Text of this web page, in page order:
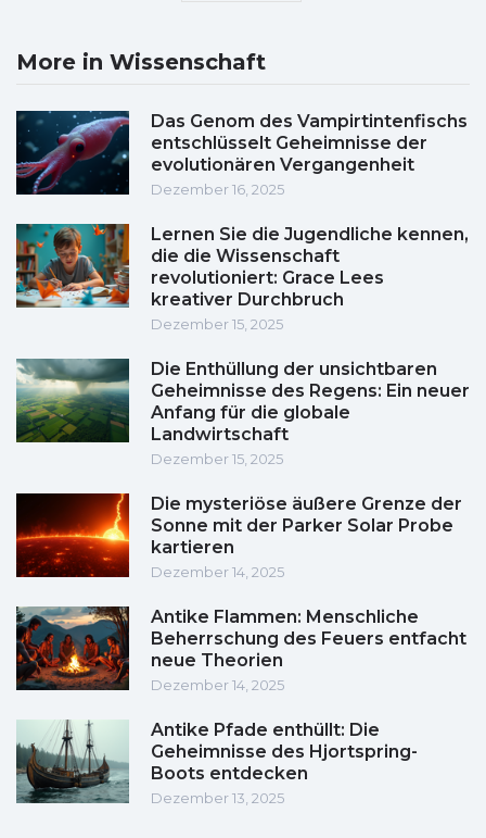
More in Wissenschaft
Das Genom des Vampirtintenfischs
entschlüsselt Geheimnisse der
evolutionären Vergangenheit
Dezember 16, 2025
Lernen Sie die Jugendliche kennen,
die die Wissenschaft
revolutioniert: Grace Lees
kreativer Durchbruch
Dezember 15, 2025
Die Enthüllung der unsichtbaren
Geheimnisse des Regens: Ein neuer
Anfang für die globale
Landwirtschaft
Dezember 15, 2025
Die mysteriöse äußere Grenze der
Sonne mit der Parker Solar Probe
kartieren
Dezember 14, 2025
Antike Flammen: Menschliche
Beherrschung des Feuers entfacht
neue Theorien
Dezember 14, 2025
Antike Pfade enthüllt: Die
Geheimnisse des Hjortspring-
Boots entdecken
Dezember 13, 2025